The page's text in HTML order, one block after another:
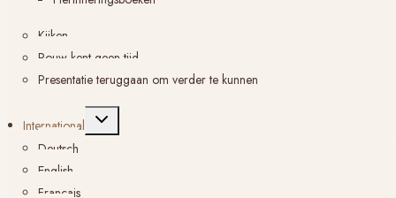
Kijken
Rouw kent geen tijd
Presentatie teruggaan om verder te kunnen
International
Toggle
Deutsch
English
Français